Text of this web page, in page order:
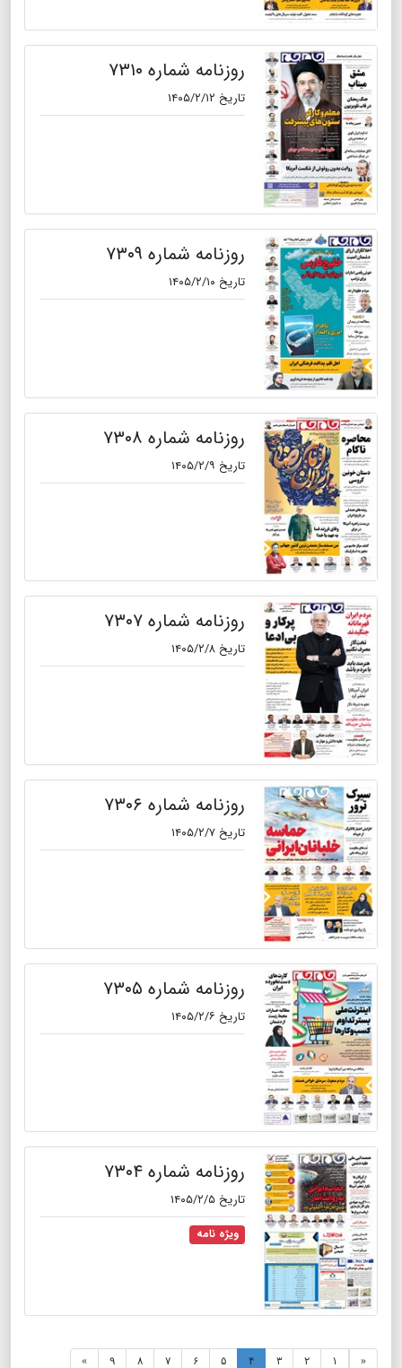
روزنامه شماره ۷۳۱۰
تاریخ ۱۴۰۵/۲/۱۲
روزنامه شماره ۷۳۰۹
تاریخ ۱۴۰۵/۲/۱۰
روزنامه شماره ۷۳۰۸
تاریخ ۱۴۰۵/۲/۹
روزنامه شماره ۷۳۰۷
تاریخ ۱۴۰۵/۲/۸
روزنامه شماره ۷۳۰۶
تاریخ ۱۴۰۵/۲/۷
روزنامه شماره ۷۳۰۵
تاریخ ۱۴۰۵/۲/۶
روزنامه شماره ۷۳۰۴
تاریخ ۱۴۰۵/۲/۵
ویژه نامه
« ۱ ۲ ۳ ۴ ۵ ۶ ۷ ۸ ۹ »